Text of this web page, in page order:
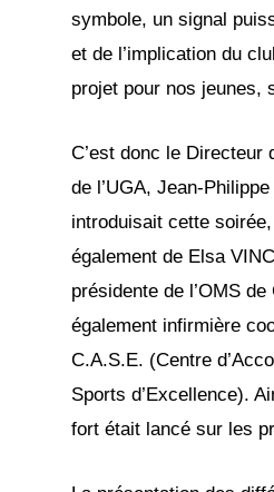
symbole, un signal
et de l’implication du
projet pour nos jeunes,
C’est donc le Directeur
de l’UGA, Jean-
introduisait cette
également de Elsa
présidente de l’OMS
également infirmière
C.A.S.E. (Centre
Sports d’Excellence).
fort était lancé sur les